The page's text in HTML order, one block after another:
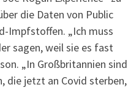
die Daten von Public
Impfstoffen. „Ich muss
sagen, weil sie es fast
„In Großbritannien sind
die jetzt an Covid sterben,